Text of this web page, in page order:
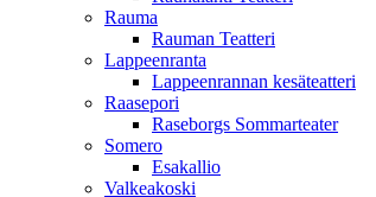
Rauma
Rauman Teatteri
Lappeenranta
Lappeenrannan kesäteatteri
Raasepori
Raseborgs Sommarteater
Somero
Esakallio
Valkeakoski